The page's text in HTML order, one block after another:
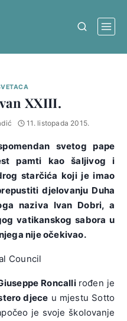
XXIII.
11. listopada 2015.
svetog pape
pamti kao šaljivog i
starčića koji je imao
djelovanju Duha
naziva Ivan Dobri, a
vatikanskog sabora u
nije očekivao.
Roncalli rođen je
djece u mjestu Sotto
je svoje školovanje